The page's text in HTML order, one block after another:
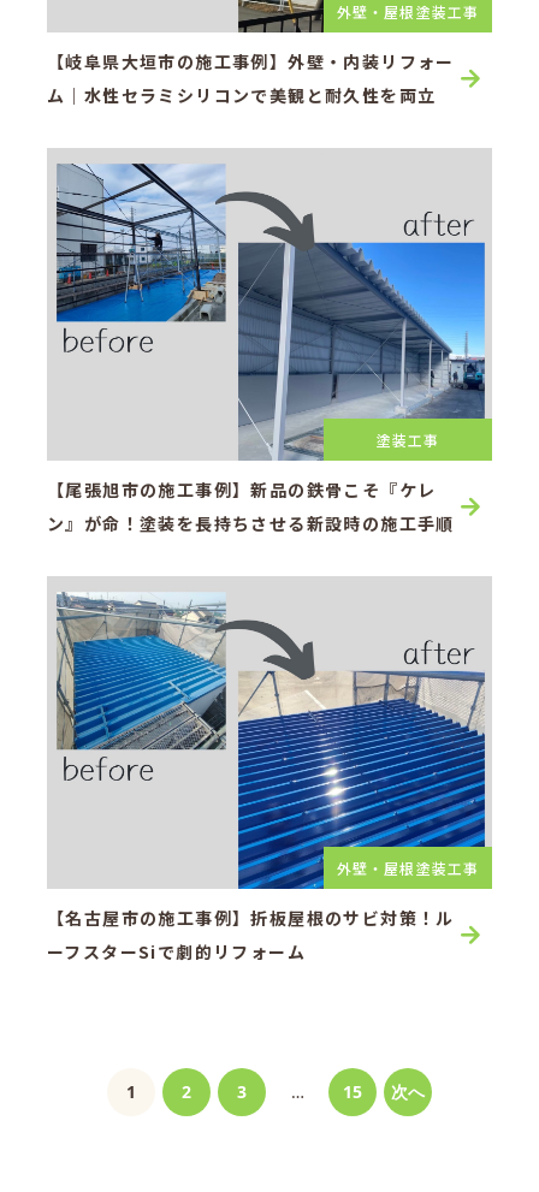
外壁・屋根塗装工事
【岐阜県大垣市の施工事例】外壁・内装リフォー
ム｜水性セラミシリコンで美観と耐久性を両立
塗装工事
【尾張旭市の施工事例】新品の鉄骨こそ『ケレ
ン』が命！塗装を長持ちさせる新設時の施工手順
外壁・屋根塗装工事
【名古屋市の施工事例】折板屋根のサビ対策！ル
ーフスターSiで劇的リフォーム
1 2 3 … 15 次へ